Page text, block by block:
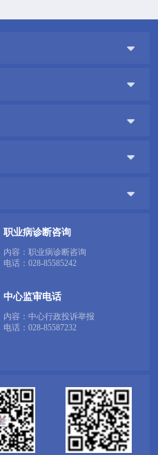





职业病诊断咨询
内容：职业病诊断咨询
电话： 028-85585242
中心监审电话
内容：中心行政投诉举报
电话： 028-85587232